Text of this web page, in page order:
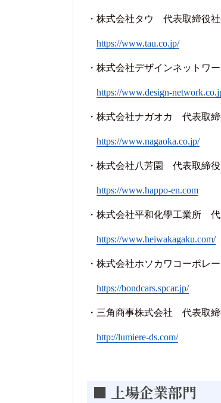
・株式会社タウ 代表取締役
https://www.tau.co.jp/
・株式会社デザインネットワ
https://www.design-
・株式会社ナガオカ 代表取
https://www.nagaoka.co.jp/
・株式会社八芳園 代表取締
https://www.happo-en.com
・株式会社平和化學工業所
https://www.heiwakagaku.com/
・株式会社ホソカワコーポレ
https://bondcars.spcar.jp/
・三角商事株式会社 代表取
http://lumiere-ds.com/
■ 上場企業部門